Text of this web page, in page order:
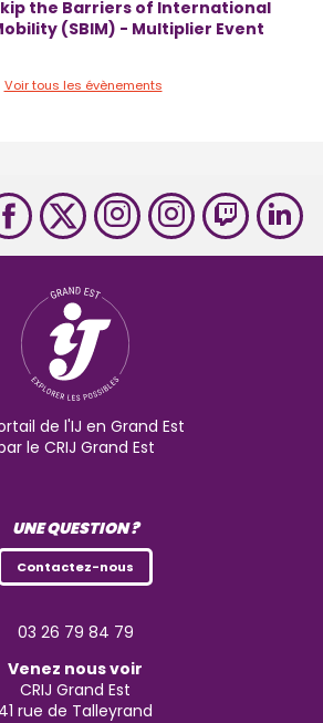
the Barriers of International
(SBIM) - Multiplier Event
Voir tous les évènements
de l'IJ en Grand Est
le CRIJ Grand Est
UNE QUESTION ?
Contactez-nous
03 26 79 84 79
Venez nous voir
CRIJ Grand Est
41 rue de Talleyrand